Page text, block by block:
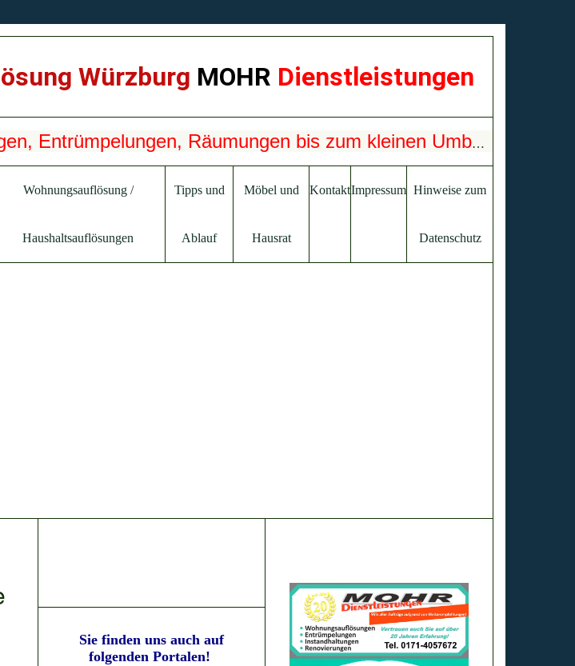
Würzburg MOHR Dienstleistungen
Wohnungsauflösungen, Entrümpelungen, Räumungen bis zum kleinen Umbau.
Wohnungsauflösung /
Haushaltsauflösungen
Tipps und
Ablauf
Möbel und
Hausrat
KontaktImpressum Hinweise zum
Datenschutz
Sie finden uns auch auf
folgenden Portalen!